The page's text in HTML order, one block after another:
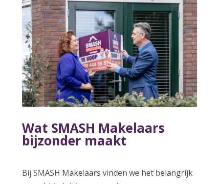
Wat SMASH Makelaars
bijzonder maakt
Bij SMASH Makelaars vinden we het belangrijk